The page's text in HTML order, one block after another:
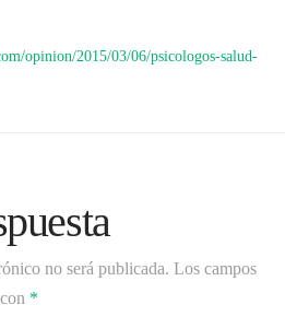
opinion/2015/03/06/psicologos-salud-
no será publicada. Los campos
*